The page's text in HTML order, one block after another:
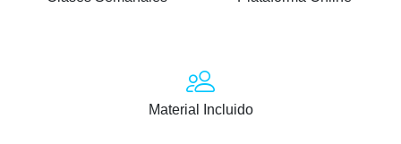
Material Incluido